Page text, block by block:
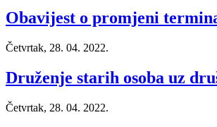
Obavijest o promjeni
Četvrtak, 28. 04. 2022.
Druženje starih osoba uz
Četvrtak, 28. 04. 2022.